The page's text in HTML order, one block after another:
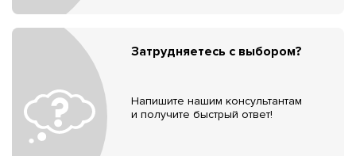
Затрудняетесь с выбором?
Напишите нашим консультантам
и получите быстрый ответ!